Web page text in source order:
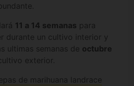
11 a 14 semanas para
durante un cultivo interior y
ultimas semanas de octubre
exterior.
de marihuana landrace